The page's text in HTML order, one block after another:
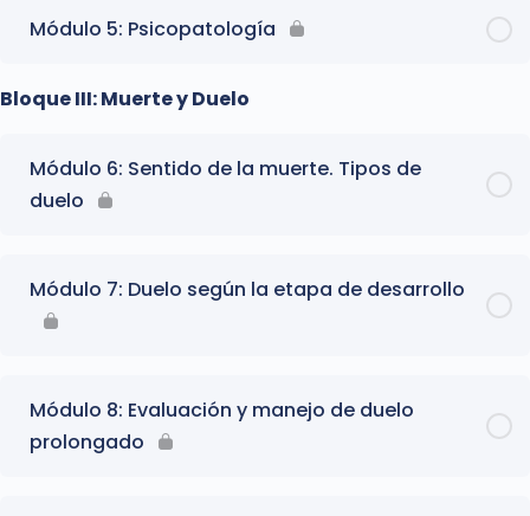
Módulo 5: Psicopatología
Bloque III: Muerte y Duelo
Módulo 6: Sentido de la muerte. Tipos de
duelo
Módulo 7: Duelo según la etapa de desarrollo
Módulo 8: Evaluación y manejo de duelo
prolongado